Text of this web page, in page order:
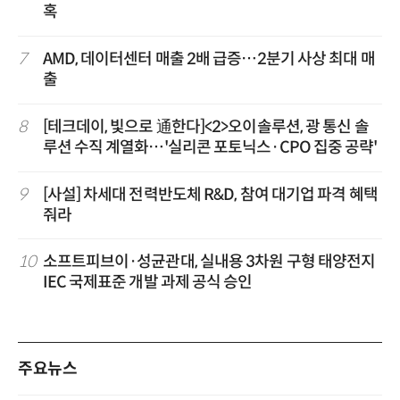
혹
7
AMD, 데이터센터 매출 2배 급증…2분기 사상 최대 매
출
8
[테크데이, 빛으로 通한다]<2>오이솔루션, 광 통신 솔
루션 수직 계열화…'실리콘 포토닉스·CPO 집중 공략'
9
[사설] 차세대 전력반도체 R&D, 참여 대기업 파격 혜택
줘라
10 소프트피브이·성균관대, 실내용 3차원 구형 태양전지
IEC 국제표준 개발 과제 공식 승인
주요뉴스